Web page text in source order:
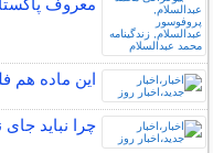
معروف
این ماده
چرا نباید